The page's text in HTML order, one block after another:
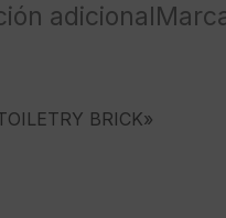
adicional
BRICK»